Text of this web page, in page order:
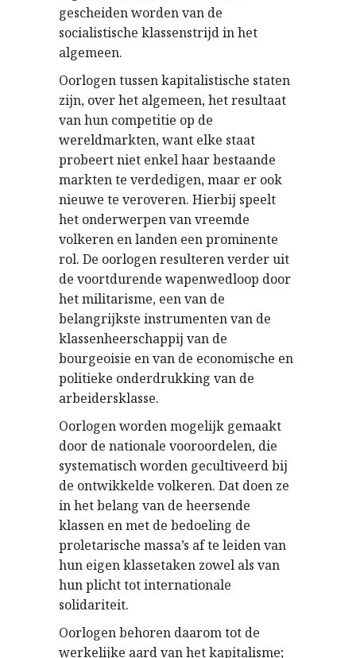
gescheiden worden van de
socialistische klassenstrijd in het
algemeen.
Oorlogen tussen kapitalistische staten
zijn, over het algemeen, het resultaat
van hun competitie op de
wereldmarkten, want elke staat
probeert niet enkel haar bestaande
markten te verdedigen, maar er ook
nieuwe te veroveren. Hierbij speelt
het onderwerpen van vreemde
volkeren en landen een prominente
rol. De oorlogen resulteren verder uit
de voortdurende wapenwedloop door
het militarisme, een van de
belangrijkste instrumenten van de
klassenheerschappij van de
bourgeoisie en van de economische en
politieke onderdrukking van de
arbeidersklasse.
Oorlogen worden mogelijk gemaakt
door de nationale vooroordelen, die
systematisch worden gecultiveerd bij
de ontwikkelde volkeren. Dat doen ze
in het belang van de heersende
klassen en met de bedoeling de
proletarische massa’s af te leiden van
hun eigen klassetaken zowel als van
hun plicht tot internationale
solidariteit.
Oorlogen behoren daarom tot de
werkelijke aard van het kapitalisme;